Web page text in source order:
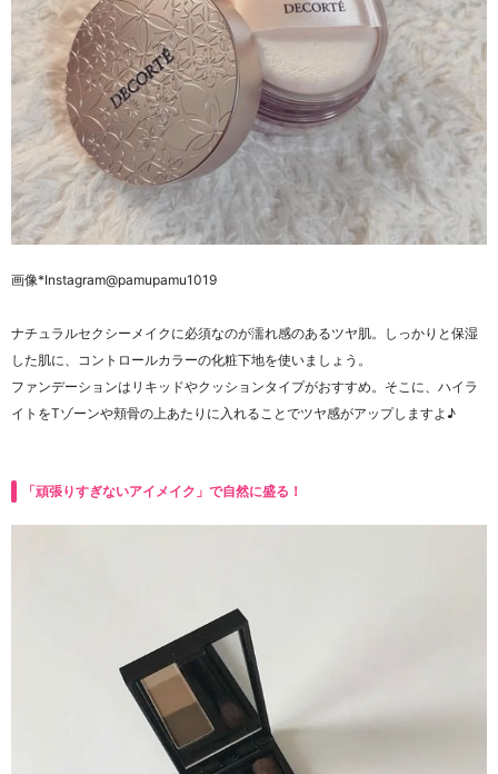
画像*Instagram@pamupamu1019
ナチュラルセクシーメイクに必須なのが濡れ感のあるツヤ肌。しっかりと保湿
した肌に、コントロールカラーの化粧下地を使いましょう。
ファンデーションはリキッドやクッションタ イプがおすすめ。そこに、ハイラ
イトをTゾーンや頬骨の上あたりに入れることでツヤ感がアップしますよ♪
「頑張りすぎないアイメイク」で自然に盛る！